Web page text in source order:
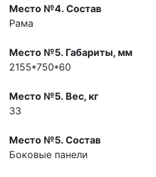
Место №4. Состав
Рама
Место №5. Габариты, мм
2155*750*60
Место №5. Вес, кг
33
Место №5. Состав
Боковые панели